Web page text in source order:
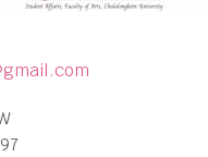
รนิสิต คณะ
ร์ จุฬาลงก
หาวิทยาลัย